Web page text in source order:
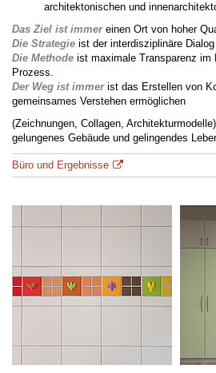
architektonischen und
Das Ziel ist immereinen Ort von hoher
Die Strategie ist der interdisziplinäre
Die Methode ist maximale Transparenz im
Prozess.
Der Weg ist immerist das Erstellen von
gemeinsames Verstehen ermöglichen
(Zeichnungen, Collagen,
gelungenes Gebäude und gelingendes
Büro und Ergebnisse